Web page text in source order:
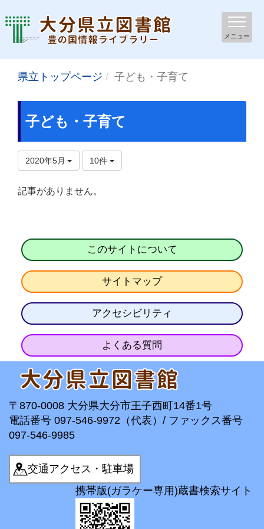
メニュー
県立トップページ 子ども・子育て
子ども・子育て
2020年5月 10件
記事がありません。
このサイトについて
サイトマップ
アクセシビリティ
よくある質問
〒870-0008 大分県大分市王子西町14番1号
電話番号 097-546-9972（代表）/ ファックス番号
097-546-9985
交通アクセス・駐車場
携帯版(ガラケー専用)蔵書検索サイト